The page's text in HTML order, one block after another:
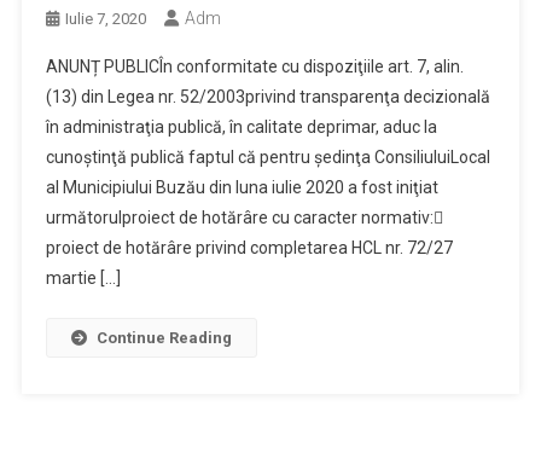
Iulie 7, 2020 Adm
ANUNȚ PUBLICÎn conformitate cu dispoziţiile art. 7, alin.
(13) din Legea nr. 52/2003privind transparenţa decizională
în administraţia publică, în calitate deprimar, aduc la
cunoştinţă publică faptul că pentru şedinţa ConsiliuluiLocal
al Municipiului Buzău din luna iulie 2020 a fost iniţiat
următorulproiect de hotărâre cu caracter normativ:
proiect de hotărâre privind completarea HCL nr. 72/27
martie […]
Continue Reading